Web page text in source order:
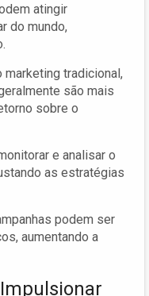
atingir
do mundo,
marketing tradicional,
são mais
sobre o
e analisar o
as estratégias
podem ser
aumentando a